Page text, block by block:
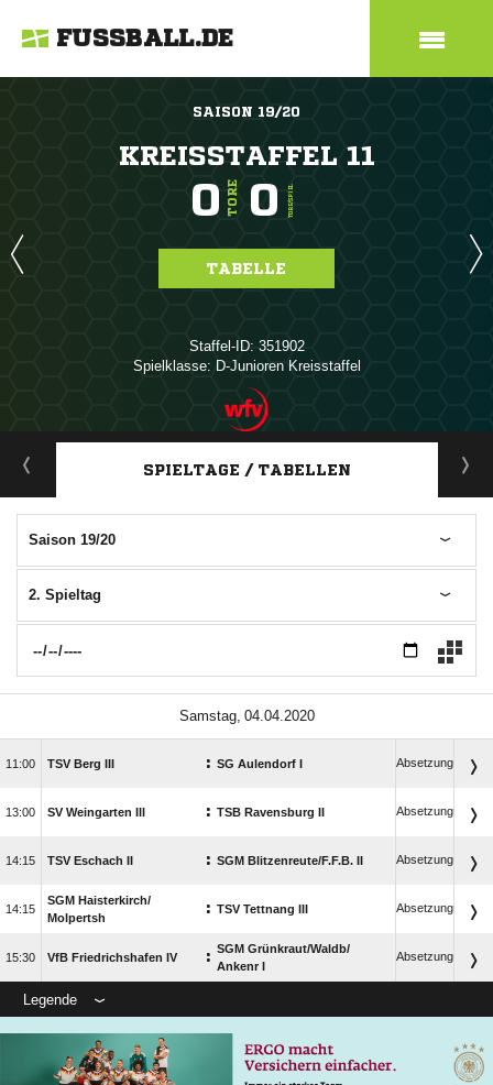
FUSSBALL.DE
SAISON 19/20
KREISSTAFFEL 11
0 TORE 0 TORE/SPIEL
TABELLE
Staffel-ID: 351902
Spielklasse: D-Junioren Kreisstaffel
ANZEIGE
SPIELTAGE / TABELLEN
Saison 19/20
2. Spieltag
 
 TSV Berg III : SG Aulendorf I Absetzung
 SV Weingarten III : TSB Ravensburg II Absetzung
 TSV Eschach II : SGM Blitzenreute/​F.F.B. II Absetzung

SGM Haisterkirch/​
Molpertsh
: TSV Tettnang III Absetzung
 VfB Friedrichshafen IV : SGM Grünkraut/​Waldb/​
Ankenr I
Absetzung
Legende